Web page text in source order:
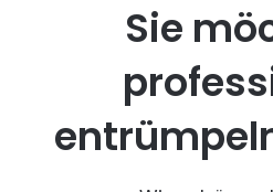
Sie